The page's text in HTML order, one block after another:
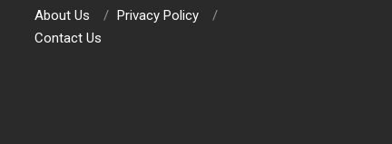
About Us
Privacy Policy
Contact Us